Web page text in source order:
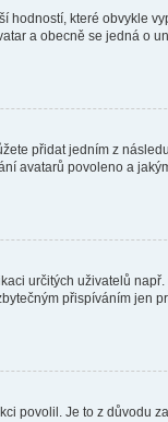
které obvykle
a obecně se jedná o
přidat jedním z
avatarů povoleno a
určitých uživatelů
přispíváním jen
povolil. Je to z důvodu